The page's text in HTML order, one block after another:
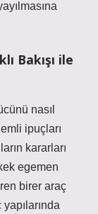
Bakışı ile
nasıl
ipuçları
kararları
egemen
birer araç